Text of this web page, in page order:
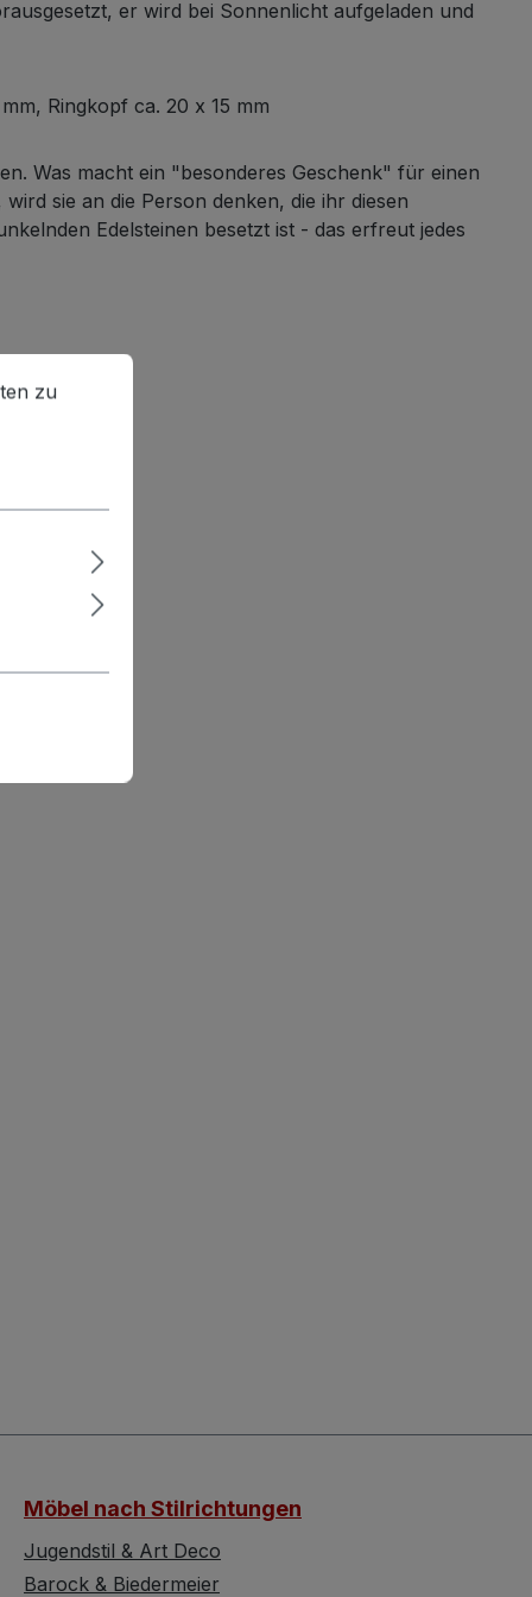
er wird bei Sonnenlicht aufgeladen und
Ringkopf ca. 20 x 15 mm
Was macht ein "besonderes Geschenk" für einen
sie an die Person denken, die ihr diesen
Edelsteinen besetzt ist - das erfreut jedes
Möbel nach Stilrichtungen
Jugendstil & Art Deco
Barock & Biedermeier
zu können.
Mehr Informationen ...
zu